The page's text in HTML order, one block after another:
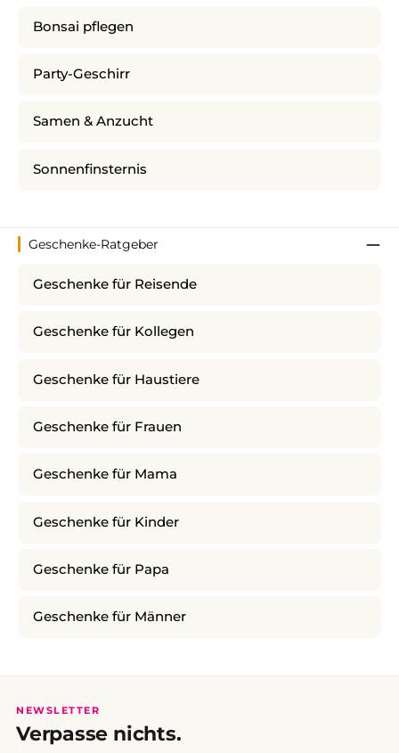
Bonsai pflegen
Party-Geschirr
Samen & Anzucht
Sonnenfinsternis
Geschenke-Ratgeber
Geschenke für Reisende
Geschenke für Kollegen
Geschenke für Haustiere
Geschenke für Frauen
Geschenke für Mama
Geschenke für Kinder
Geschenke für Papa
Geschenke für Männer
NEWSLETTER
Verpasse nichts.